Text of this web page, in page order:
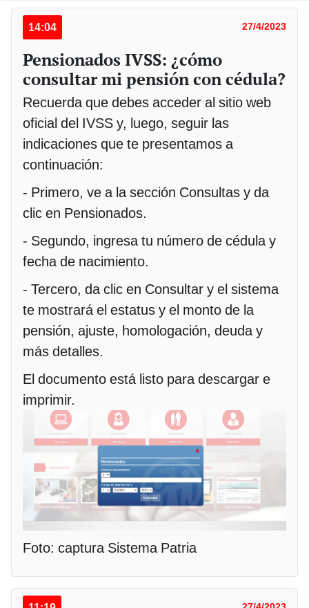
14:04 27/4/2023
Pensionados IVSS: ¿cómo
consultar mi pensión con cédula?
Recuerda que debes acceder al sitio web
oficial del IVSS y, luego, seguir las
indicaciones que te presentamos a
continuación:
- Primero, ve a la sección Consultas y da
clic en Pensionados.
- Segundo, ingresa tu número de cédula y
fecha de nacimiento.
- Tercero, da clic en Consultar y el sistema
te mostrará el estatus y el monto de la
pensión, ajuste, homologación, deuda y
más detalles.
El documento está listo para descargar e
imprimir.
Foto: captura Sistema Patria